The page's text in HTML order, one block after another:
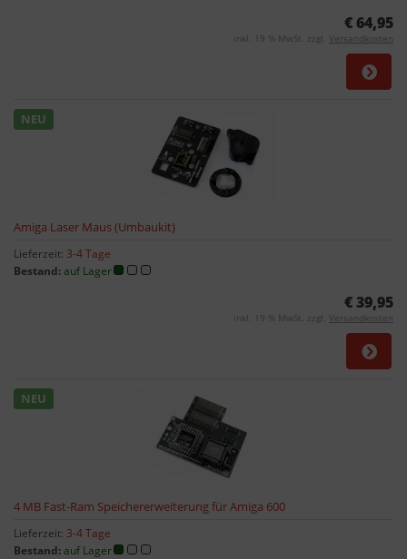
€ 64,95
inkl. 19 % MwSt. zzgl. Versandkosten
NEU
Amiga Laser Maus (Umbaukit)
Lieferzeit: 3-4 Tage
Bestand:auf Lager
€ 39,95
inkl. 19 % MwSt. zzgl. Versandkosten
NEU
4 MB Fast-Ram Speichererweiterung für Amiga 600
Lieferzeit: 3-4 Tage
Bestand:auf Lager